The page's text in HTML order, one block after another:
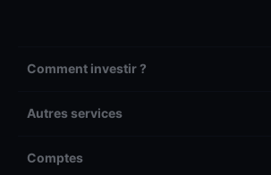
Comment investir ?
Autres services
Comptes